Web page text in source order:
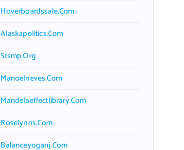
Hoverboardssale.com
Alaskapolitics.com
Stsmp.org
Manoelneves.com
Mandelaeffectlibrary.com
Roselynns.com
Balanceyoganj.com